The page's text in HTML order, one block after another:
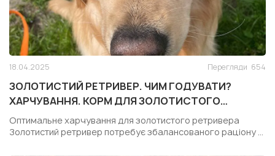
18.04.2025 Перегляди 654
ЗОЛОТИСТИЙ РЕТРИВЕР. ЧИМ ГОДУВАТИ?
ХАРЧУВАННЯ. КОРМ ДЛЯ ЗОЛОТИСТОГО
РЕТРИВЕРА
Оптимальне харчування для золотистого ретривера
Золотистий ретривер потребує збалансованого раціону ...